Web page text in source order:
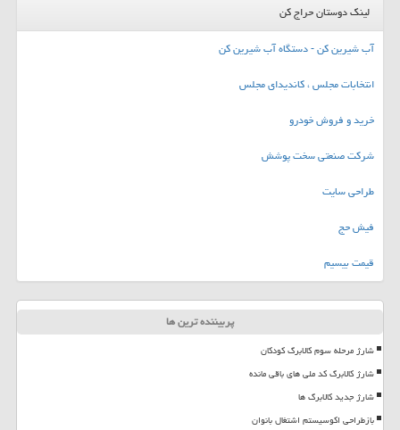
لینک دوستان حراج کن
آب شیرین کن - دستگاه آب شیرین کن
انتخابات مجلس ، کاندیدای مجلس
خرید و فروش خودرو
شرکت صنعتی سخت پوشش
طراحی سایت
فیش حج
قیمت بیسیم
پربیننده ترین ها
شارژ مرحله سوم کالابرگ کودکان
شارژ کالابرگ کد ملی های باقی مانده
شارژ جدید کالابرگ ها
بازطراحی اکوسیستم اشتغال بانوان